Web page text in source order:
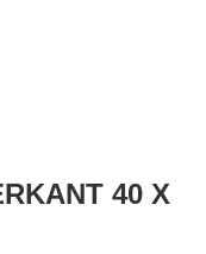
40 X